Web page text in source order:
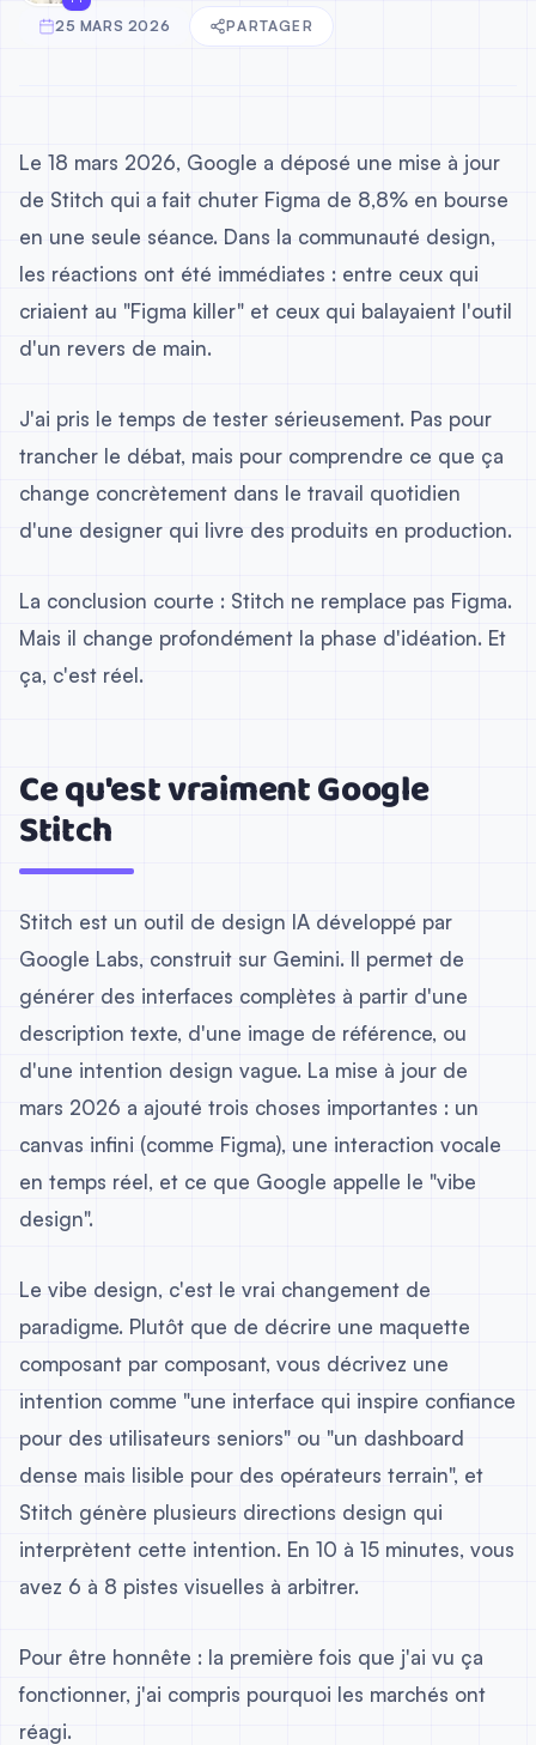
25 MARS 2026 PARTAGER
Le 18 mars 2026, Google a déposé une mise à jour
de Stitch qui a fait chuter Figma de 8,8% en bourse
en une seule séance. Dans la communauté design,
les réactions ont été immédiates : entre ceux qui
criaient au "Figma killer" et ceux qui balayaient l'outil
d'un revers de main.
J'ai pris le temps de tester sérieusement. Pas pour
trancher le débat, mais pour comprendre ce que ça
change concrètement dans le travail quotidien
d'une designer qui livre des produits en production.
La conclusion courte : Stitch ne remplace pas Figma.
Mais il change profondément la phase d'idéation. Et
ça, c'est réel.
Ce qu'est vraiment Google
Stitch
Stitch est un outil de design IA développé par
Google Labs, construit sur Gemini. Il permet de
générer des interfaces complètes à partir d'une
description texte, d'une image de référence, ou
d'une intention design vague. La mise à jour de
mars 2026 a ajouté trois choses importantes : un
canvas infini (comme Figma), une interaction vocale
en temps réel, et ce que Google appelle le "vibe
design".
Le vibe design, c'est le vrai changement de
paradigme. Plutôt que de décrire une maquette
composant par composant, vous décrivez une
intention comme "une interface qui inspire confiance
pour des utilisateurs seniors" ou "un dashboard
dense mais lisible pour des opérateurs terrain", et
Stitch génère plusieurs directions design qui
interprètent cette intention. En 10 à 15 minutes, vous
avez 6 à 8 pistes visuelles à arbitrer.
Pour être honnête : la première fois que j'ai vu ça
fonctionner, j'ai compris pourquoi les marchés ont
réagi.